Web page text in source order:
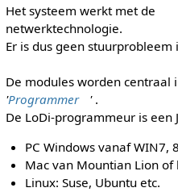
Het systeem werkt met de
netwerktechnologie.
Er is dus geen stuurprobleem
De modules worden centraal
'Programmer ' .
De LoDi-programmeur is
PC Windows vanaf WIN7,
Mac van Mountian Lion of
Linux: Suse, Ubuntu etc.